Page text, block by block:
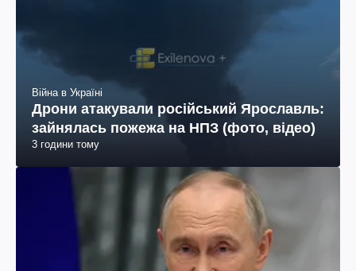
Війна в Україні
Дрони атакували російський Ярославль:
зайнялась пожежа на НПЗ (фото, відео)
3 години тому